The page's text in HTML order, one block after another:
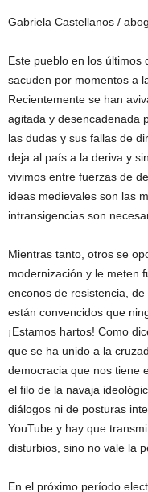
Gabriela Castellanos /
Este pueblo en los últimos
sacuden por momentos a
Recientemente se han
agitada y desencadenada
las dudas y sus fallas de
deja al país a la deriva y
vivimos entre fuerzas de
ideas medievales son las
intransigencias son
Mientras tanto, otros se
modernización y le meten
enconos de resistencia,
están convencidos que
¡Estamos hartos! Como
que se ha unido a la
democracia que nos tiene
el filo de la navaja
diálogos ni de posturas
YouTube y hay que
disturbios, sino no vale la
En el próximo período